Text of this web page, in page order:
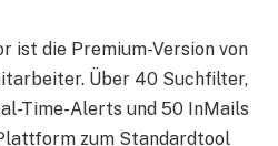
ist die Premium-Version von
Über 40 Suchfilter,
Time-Alerts und 50 InMails
zum Standardtool